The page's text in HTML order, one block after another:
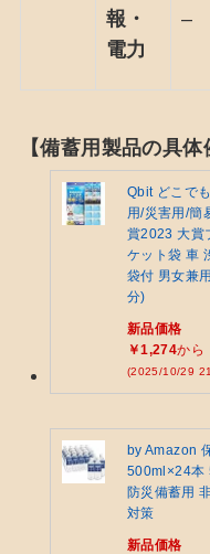
報・
電力
–
【備蓄用製品の具体
Qbit どこで
用/災害用/簡
賞2023 大賞
ケット袋 車
袋付 男女兼
分)
新品価格
￥1,274から
(2025/10/29
by Amazon
500ml×24本
防災備蓄用
対策
新品価格